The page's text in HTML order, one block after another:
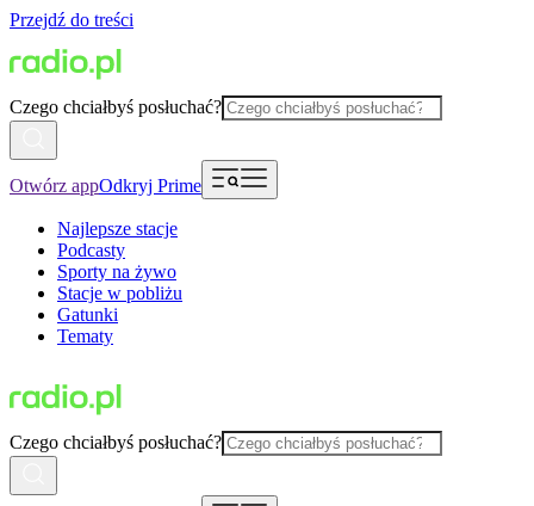
Przejdź do treści
Czego chciałbyś posłuchać?
Otwórz appOdkryj Prime
Najlepsze stacje
Podcasty
Sporty na żywo
Stacje w pobliżu
Gatunki
Tematy
Czego chciałbyś posłuchać?